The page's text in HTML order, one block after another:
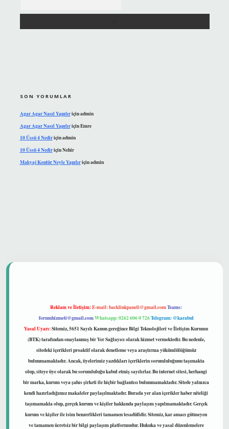
SON YORUMLAR
Agar Agar Nasıl Yapılıriçinadmin
Agar Agar Nasıl YapılıriçinEmre
10 Üssü 4 Nediriçinadmin
10 Üssü 4 NediriçinNehir
Makyaj Kontür Neyle Yapılıriçinadmin
Reklam ve İletişim:E-mail:backlinkpaneli@gmail.comTeams:
forumhizmeti@gmail.comWhatsapp: 0262 606 0 726Telegram: @karabul
Yasal Uyarı:Sitemiz, 5651 Sayılı Kanun gereğince Bilgi Teknolojileri ve İletişim Kurumu
(BTK) tarafından onaylanmış bir Yer Sağlayıcı olarak hizmet vermektedir. Bu nedenle,
sitedeki içerikleri proaktif olarak denetleme veya araştırma yükümlülüğümüz
bulunmamaktadır. Ancak, üyelerimiz yazdıkları içeriklerin sorumluluğunu taşımakta
olup, siteye üye olarak bu sorumluluğu kabul etmiş sayılırlar. Bu internet sitesi, herhangi
bir marka, kurum veya şahıs şirketi ile hiçbir bağlantısı bulunmamaktadır. Sitede yalnızca
kendi hazırladığımız makaleler paylaşılmaktadır. Burada yer alan içerikler haber niteliği
taşımamakta olup, gerçek kurum ve kişiler hakkında paylaşım yapılmamaktadır. Gerçek
kurum ve kişiler ile isim benzerlikleri tamamen tesadüfidir. Sitemiz, kar amacı gütmeyen
ve tamamen ücretsiz bir bilgi paylaşım platformudur. Hukuka ve yasal düzenlemelere